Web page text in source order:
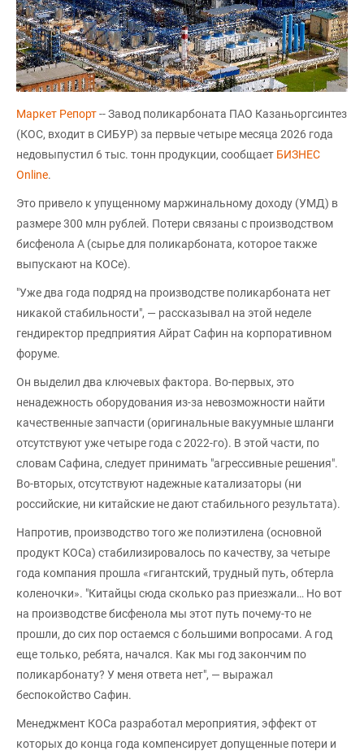
Маркет Репорт-- Завод поликарбоната ПАО Казаньоргсинтез
(КОС, входит в СИБУР) за первые четыре месяца 2026 года
недовыпустил 6 тыс. тонн продукции, сообщает БИЗНЕС
Online.
Это привело к упущенному маржинальному доходу (УМД) в
размере 300 млн рублей. Потери связаны с производством
бисфенола А (сырье для поликарбоната, которое также
выпускают на КОСе).
"Уже два года подряд на производстве поликарбоната нет
никакой стабильности", — рассказывал на этой неделе
гендиректор предприятия Айрат Сафин на корпоративном
форуме.
Он выделил два ключевых фактора. Во-первых, это
ненадежность оборудования из-за невозможности найти
качественные запчасти (оригинальные вакуумные шланги
отсутствуют уже четыре года с 2022-го). В этой части, по
словам Сафина, следует принимать "агрессивные решения".
Во-вторых, отсутствуют надежные катализаторы (ни
российские, ни китайские не дают стабильного результата).
Напротив, производство того же полиэтилена (основной
продукт КОСа) стабилизировалось по качеству, за четыре
года компания прошла «гигантский, трудный путь, обтерла
коленочки». "Китайцы сюда сколько раз приезжали… Но вот
на производстве бисфенола мы этот путь почему-то не
прошли, до сих пор остаемся с большими вопросами. А год
еще только, ребята, начался. Как мы год закончим по
поликарбонату? У меня ответа нет", — выражал
беспокойство Сафин.
Менеджмент КОСа разработал мероприятия, эффект от
которых до конца года компенсирует допущенные потери и